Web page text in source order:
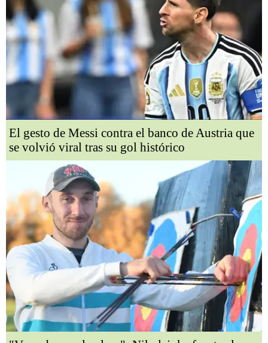
El gesto de Messi contra el banco de Austria que
se volvió viral tras su gol histórico